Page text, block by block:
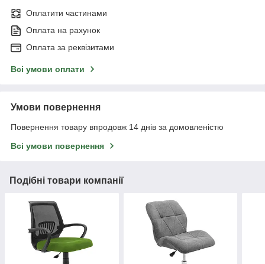
Оплатити частинами
Оплата на рахунок
Оплата за реквізитами
Всі умови оплати
Умови повернення
Повернення товару впродовж 14 днів за домовленістю
Всі умови повернення
Подібні товари компанії